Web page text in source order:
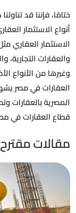
ختامًا، فإننا قد
أنواع الاستثمار
الاستثمار العقاري
والعقارات التجارية،
وغيرها من الأنواع
العقارات في مصر
المصرية بالعقارات
قطاع العقارات في
مقالات مقترح